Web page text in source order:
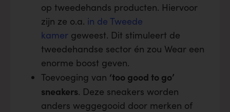
op tweedehands producten. Hiervoor
zijn ze o.a. in de Tweede
kamer geweest. Dit stimuleert de
tweedehandse sector én zou Wear een
enorme boost geven.
Toevoeging van ‘too good to go’
sneakers. Deze sneakers worden
anders weggegooid door merken of